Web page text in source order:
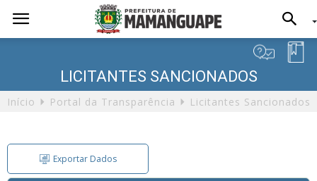
LICITANTES SANCIONADOS
Início Portal da Transparência Licitantes Sancionados
Exportar Dados